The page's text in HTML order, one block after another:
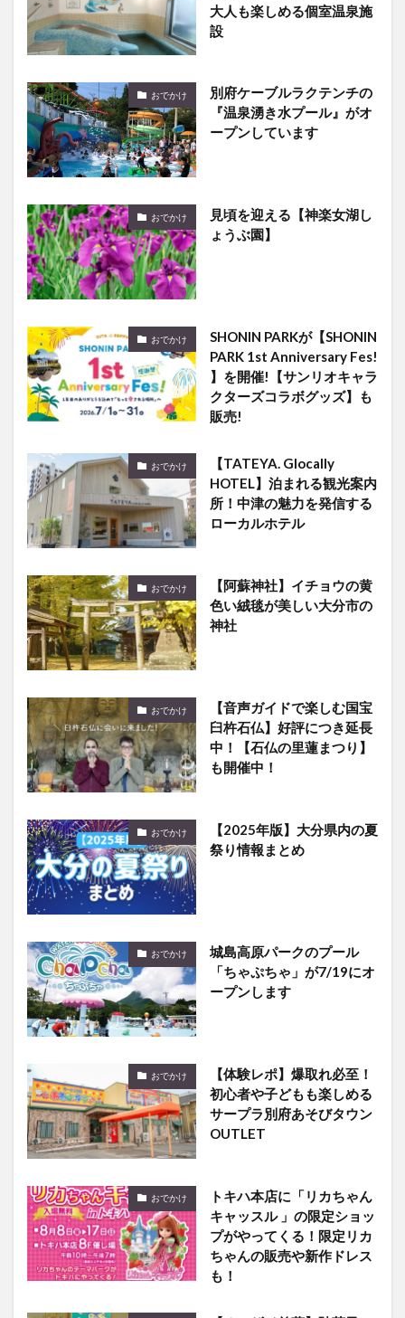
大人も楽しめる個室温泉施
設
おでかけ
別府ケーブルラクテンチの
『温泉湧き水プール』がオ
ープンしています
おでかけ
見頃を迎える【神楽女湖し
ょうぶ園】
おでかけ
SHONIN PARKが【SHONIN
PARK 1st Anniversary Fes!
】を開催!【サンリオキャラ
クターズコラボグッズ】も
販売!
おでかけ
【TATEYA. Glocally
HOTEL】泊まれる観光案内
所！中津の魅力を発信する
ローカルホテル
おでかけ
【阿蘇神社】イチョウの黄
色い絨毯が美しい大分市の
神社
おでかけ
【音声ガイドで楽しむ国宝
臼杵石仏】好評につき延長
中！【石仏の里蓮まつり】
も開催中！
おでかけ
【2025年版】大分県内の夏
祭り情報まとめ
おでかけ
城島高原パークのプール
「ちゃぷちゃ」が7/19にオ
ープンします
おでかけ
【体験レポ】爆取れ必至！
初心者や子どもも楽しめる
サープラ別府あそびタウン
OUTLET
おでかけ
トキハ本店に「リカちゃん
キャッスル 」の限定ショッ
プがやってくる！限定リカ
ちゃんの販売や新作ドレス
も！